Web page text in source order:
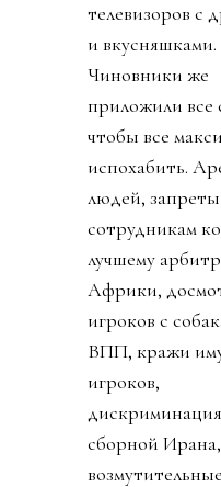
телевизоров с
и вкусняшками.
Чиновники же
приложили все
чтобы все
испохабить.
людей, запреты
сотрудникам
лучшему
Африки,
игроков с
ВПП, кражи
игроков,
дискриминация
сборной Ирана,
возмутительные